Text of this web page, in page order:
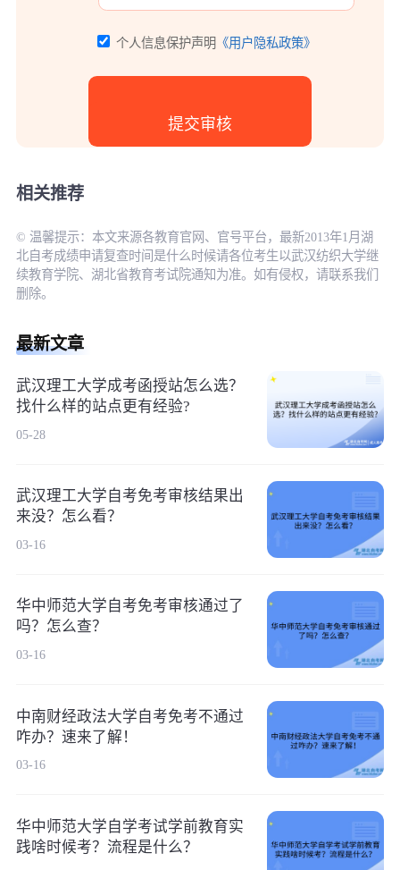
个人信息保护声明 《用户隐私政策》
相关推荐
© 温馨提示：本文来源各教育官网、官号平台，最新2013年1月湖
北自考成绩申请复查时间是什么时候请各位考生以武汉纺织大学继
续教育学院、湖北省教育考试院通知为准。如有侵权，请联系我们
删除。
最新文章
武汉理工大学成考函授站怎么选？
找什么样的站点更有经验?
05-28
武汉理工大学自考免考审核结果出
来没？怎么看？
03-16
华中师范大学自考免考审核通过了
吗？怎么查？
03-16
中南财经政法大学自考免考不通过
咋办？速来了解！
03-16
华中师范大学自学考试学前教育实
践啥时候考？流程是什么？